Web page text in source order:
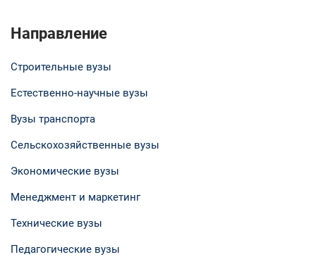
Направление
Строительные вузы
Естественно-научные вузы
Вузы транспорта
Сельскохозяйственные вузы
Экономические вузы
Менеджмент и маркетинг
Технические вузы
Педагогические вузы